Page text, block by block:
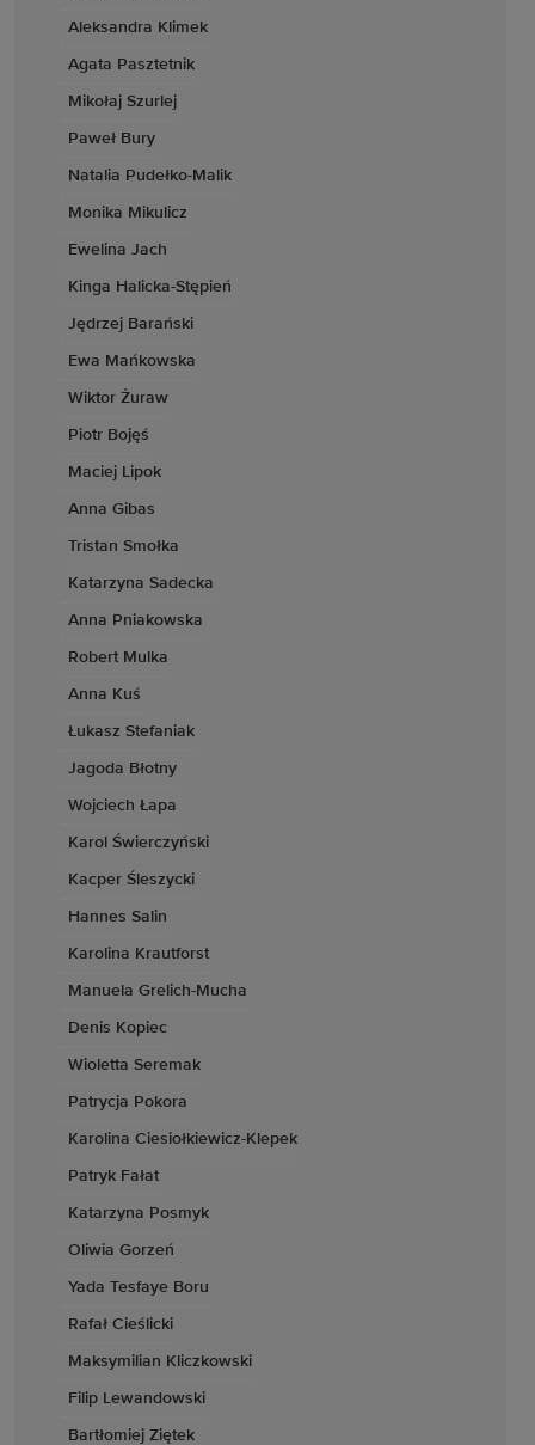
Aleksandra Klimek
Agata Pasztetnik
Mikołaj Szurlej
Paweł Bury
Natalia Pudełko-Malik
Monika Mikulicz
Ewelina Jach
Kinga Halicka-Stępień
Jędrzej Barański
Ewa Mańkowska
Wiktor Żuraw
Piotr Bojęś
Maciej Lipok
Anna Gibas
Tristan Smołka
Katarzyna Sadecka
Anna Pniakowska
Robert Mulka
Anna Kuś
Łukasz Stefaniak
Jagoda Błotny
Wojciech Łapa
Karol Świerczyński
Kacper Śleszycki
Hannes Salin
Karolina Krautforst
Manuela Grelich-Mucha
Denis Kopiec
Wioletta Seremak
Patrycja Pokora
Karolina Ciesiołkiewicz-Klepek
Patryk Fałat
Katarzyna Posmyk
Oliwia Gorzeń
Yada Tesfaye Boru
Rafał Cieślicki
Maksymilian Kliczkowski
Filip Lewandowski
Bartłomiej Ziętek